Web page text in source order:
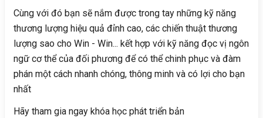
Cùng với đó bạn sẽ nắm được trong tay những kỹ năng
thương lượng hiệu quả đỉnh cao, các chiến thuật thương
lượng sao cho Win - Win... kết hợp với kỹ năng đọc vị ngôn
ngữ cơ thể của đối phương để có thể chinh phục và đàm
phán một cách nhanh chóng, thông minh và có lợi cho bạn
nhất
Hãy tham gia ngay khóa học phát triển bản